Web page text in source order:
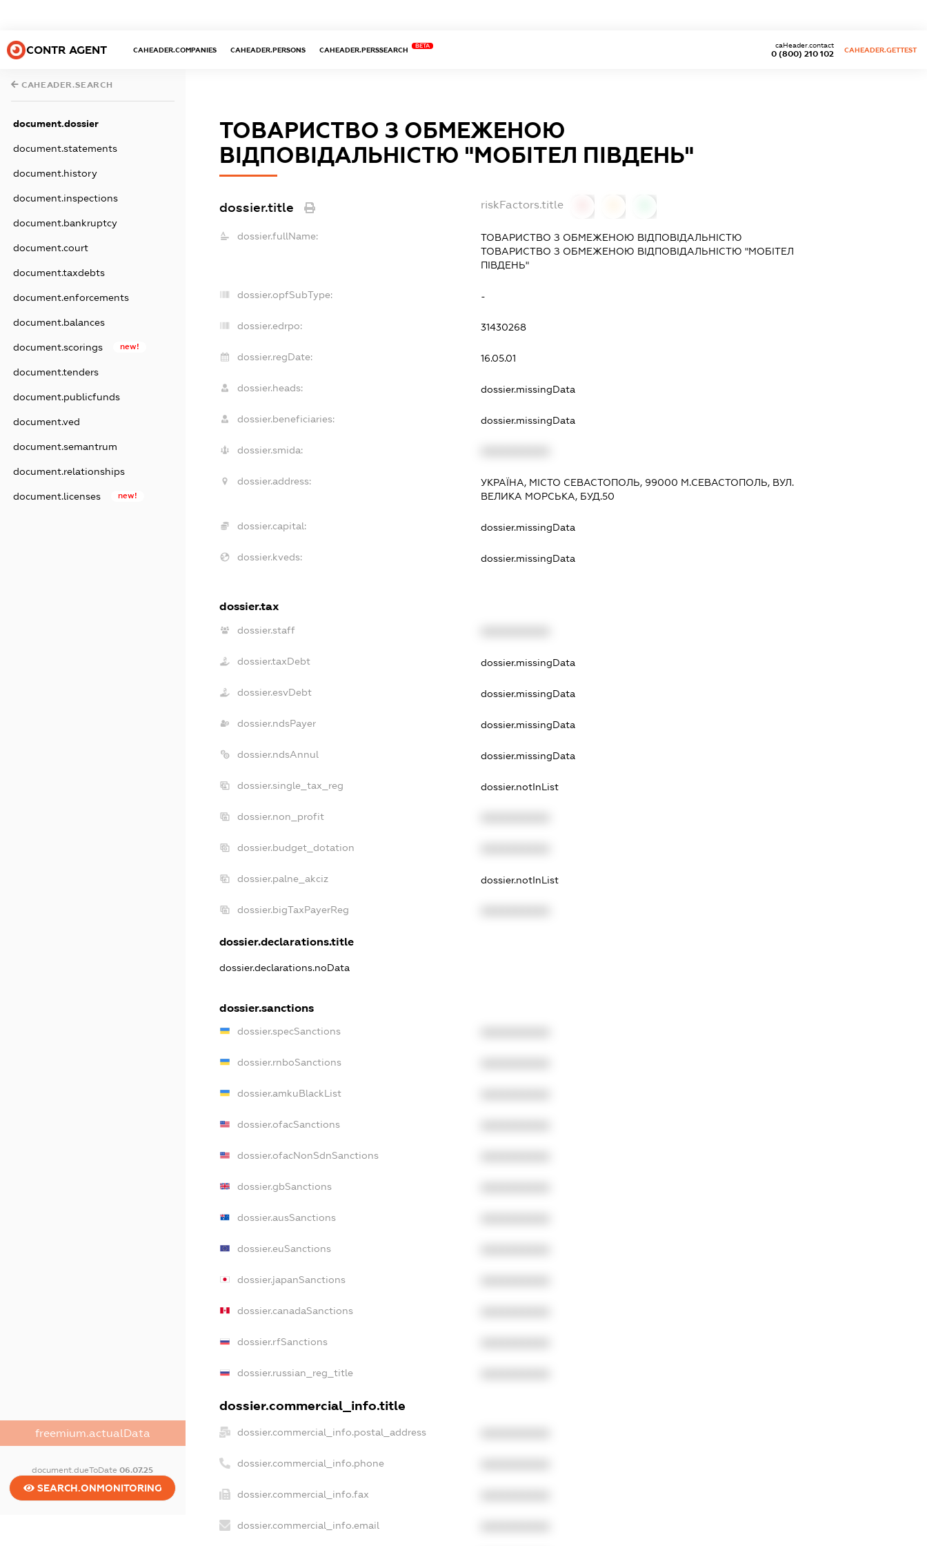
CONTR AGENT CAHEADER.COMPANIES CAHEADER.PERSONS CAHEADER.PERSSEARCH
BETA
0 (800) 210 102
caHeader.contact
CAHEADER.GETTEST
CAHEADER.SEARCH
document.dossier
document.statements
document.history
document.inspections
document.bankruptcy
document.court
document.taxdebts
document.enforcements
document.balances
document.scorings new!
document.tenders
document.publicfunds
document.ved
document.semantrum
document.relationships
document.licenses new!
freemium.actualData
document.dueToDate06.07.25
SEARCH.ONMONITORING
ТОВАРИСТВО З ОБМЕЖЕНОЮ
ВІДПОВІДАЛЬНІСТЮ "МОБІТЕЛ ПІВДЕНЬ"
dossier.title riskFactors.title
dossier.fullName:
ТОВАРИСТВО З ОБМЕЖЕНОЮ ВІДПОВІДАЛЬНІСТЮ
ТОВАРИСТВО З ОБМЕЖЕНОЮ ВІДПОВІДАЛЬНІСТЮ "МОБІТЕЛ
ПІВДЕНЬ"
dossier.opfSubType: -
dossier.edrpo: 31430268
dossier.regDate: 16.05.01
dossier.heads: dossier.missingData
dossier.beneficiaries: dossier.missingData
dossier.smida:
dossier.address:
УКРАЇНА, МІСТО СЕВАСТОПОЛЬ, 99000 М.СЕВАСТОПОЛЬ, ВУЛ.
ВЕЛИКА МОРСЬКА, БУД.50
dossier.capital: dossier.missingData
dossier.kveds: dossier.missingData
dossier.tax
dossier.staff
dossier.taxDebt dossier.missingData
dossier.esvDebt dossier.missingData
dossier.ndsPayer dossier.missingData
dossier.ndsAnnul dossier.missingData
dossier.single_tax_reg dossier.notInList
dossier.non_profit
dossier.budget_dotation
dossier.palne_akciz dossier.notInList
dossier.bigTaxPayerReg
dossier.declarations.title
dossier.declarations.noData
dossier.sanctions
dossier.specSanctions
dossier.rnboSanctions
dossier.amkuBlackList
dossier.ofacSanctions
dossier.ofacNonSdnSanctions
dossier.gbSanctions
dossier.ausSanctions
dossier.euSanctions
dossier.japanSanctions
dossier.canadaSanctions
dossier.rfSanctions
dossier.russian_reg_title
dossier.commercial_info.title
dossier.commercial_info.postal_address
dossier.commercial_info.phone
dossier.commercial_info.fax
dossier.commercial_info.email